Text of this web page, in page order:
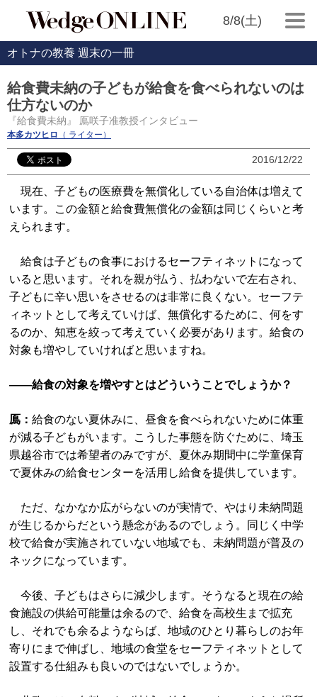
8/8(土)
オトナの教養 週末の一冊
給食費未納の子どもが給食を食べられないのは
仕方ないのか
『給食費未納』 鳫咲子准教授インタビュー
本多カツヒロ （ ライター）
2016/12/22
現在、子どもの医療費を無償化している自治体は増えて
います。この金額と給食費無償化の金額は同じくらいと考
えられます。
給食は子どもの食事におけるセーフティネットになって
いると思います。それを親が払う、払わないで左右され、
子どもに辛い思いをさせるのは非常に良くない。セーフテ
ィネットとして考えていけば、無償化するために、何をす
るのか、知恵を絞って考えていく必要があります。給食の
対象も増やしていければと思いますね。
――給食の対象を増やすとはどういうことでしょうか？
鳫：給食のない夏休みに、昼食を食べられないために体重
が減る子どもがいます。こうした事態を防ぐために、埼玉
県越谷市では希望者のみですが、夏休み期間中に学童保育
で夏休みの給食センターを活用し給食を提供しています。
ただ、なかなか広がらないのが実情で、やはり未納問題
が生じるからだという懸念があるのでしょう。同じく中学
校で給食が実施されていない地域でも、未納問題が普及の
ネックになっています。
今後、子どもはさらに減少します。そうなると現在の給
食施設の供給可能量は余るので、給食を高校生まで拡充
し、それでも余るようならば、地域のひとり暮らしのお年
寄りにまで伸ばし、地域の食堂をセーフティネットとして
設置する仕組みも良いのではないでしょうか。